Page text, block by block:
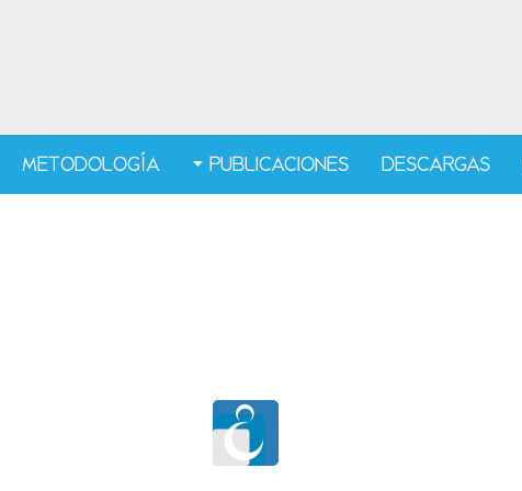
METODOLOGÍA PUBLICACIONES DESCARGAS